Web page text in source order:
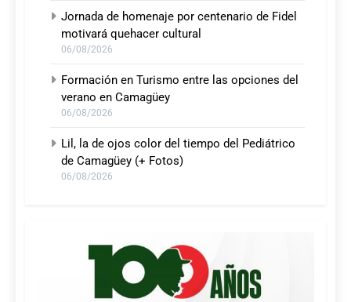
Jornada de homenaje por centenario de Fidel
motivará quehacer cultural
06/08/2026
Formación en Turismo entre las opciones del
verano en Camagüey
06/08/2026
Lil, la de ojos color del tiempo del Pediátrico
de Camagüey (+ Fotos)
06/08/2026